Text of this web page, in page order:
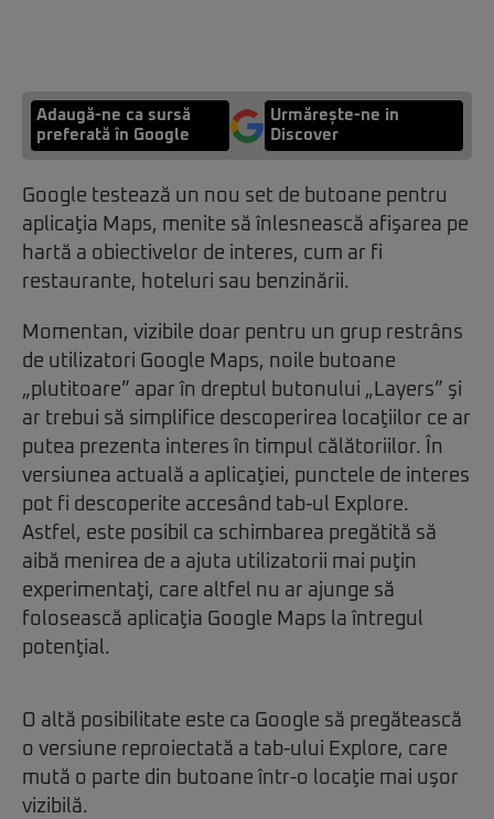
Adaugă-ne ca sursă
preferată în Google
Urmărește-ne in
Discover
Google testează un nou set de butoane pentru
aplicaţia Maps, menite să înlesnească afişarea pe
hartă a obiectivelor de interes, cum ar fi
restaurante, hoteluri sau benzinării.
Momentan, vizibile doar pentru un grup restrâns
de utilizatori Google Maps, noile butoane
„plutitoare” apar în dreptul butonului „Layers” şi
ar trebui să simplifice descoperirea locaţiilor ce ar
putea prezenta interes în timpul călătoriilor. În
versiunea actuală a aplicaţiei, punctele de interes
pot fi descoperite accesând tab-ul Explore.
Astfel, este posibil ca schimbarea pregătită să
aibă menirea de a ajuta utilizatorii mai puţin
experimentaţi, care altfel nu ar ajunge să
folosească aplicaţia Google Maps la întregul
potenţial.
O altă posibilitate este ca Google să pregătească
o versiune reproiectată a tab-ului Explore, care
mută o parte din butoane într-o locaţie mai uşor
vizibilă.